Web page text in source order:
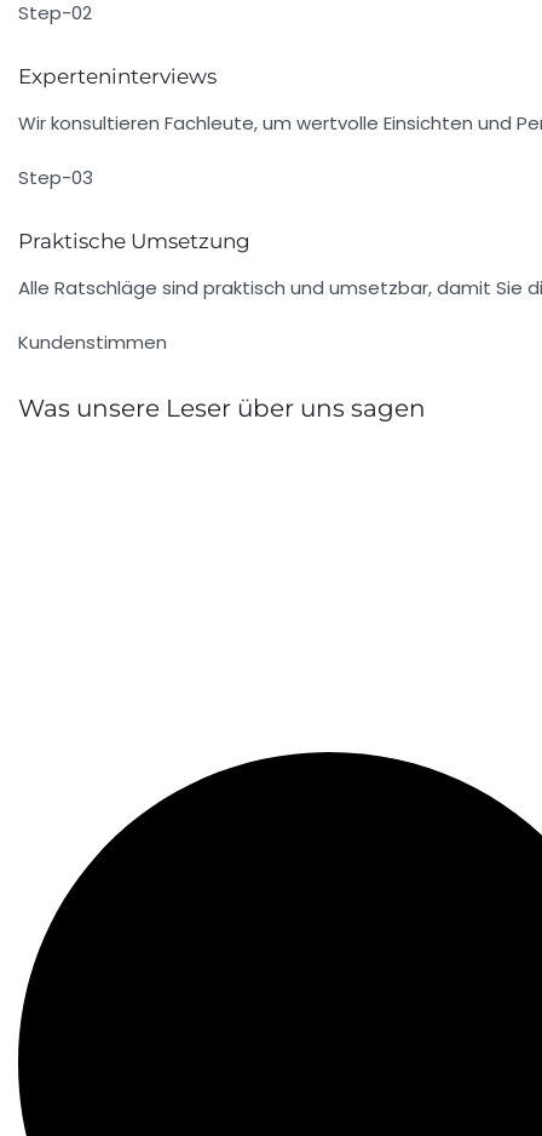
Step-02
Experteninterviews
Wir konsultieren Fachleute, um wertvolle Einsichten und
Step-03
Praktische Umsetzung
Alle Ratschläge sind praktisch und umsetzbar, damit Sie
Kundenstimmen
Was unsere Leser über uns sagen